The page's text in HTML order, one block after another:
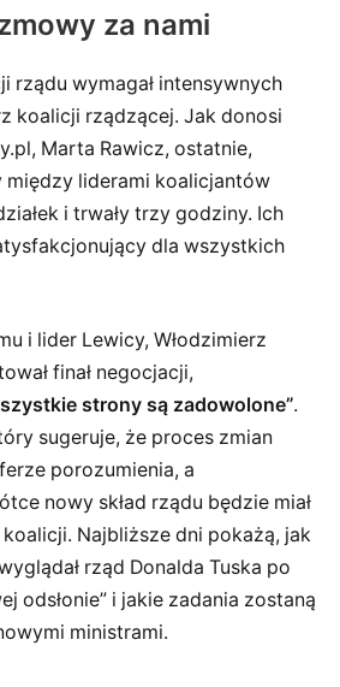
za nami
rządu wymagał intensywnych
koalicji rządzącej. Jak donosi
Marta Rawicz, ostatnie,
liderami koalicjantów
i trwały trzy godziny. Ich
dla wszystkich
i lider Lewicy, Włodzimierz
finał negocjacji,
strony są zadowolone”.
sugeruje, że proces zmian
porozumienia, a
nowy skład rządu będzie miał
koalicji. Najbliższe dni pokażą, jak
rząd Donalda Tuska po
odsłonie” i jakie zadania zostaną
ministrami.